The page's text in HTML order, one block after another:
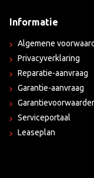
Informatie
Algemene
Privacyverklaring
Reparatie-aanvraag
Garantie-aanvraag
Serviceportaal
Leaseplan